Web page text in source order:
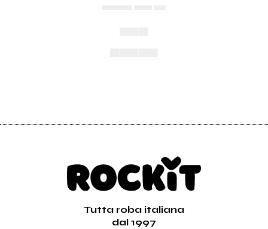
Tutta roba italiana
dal 1997